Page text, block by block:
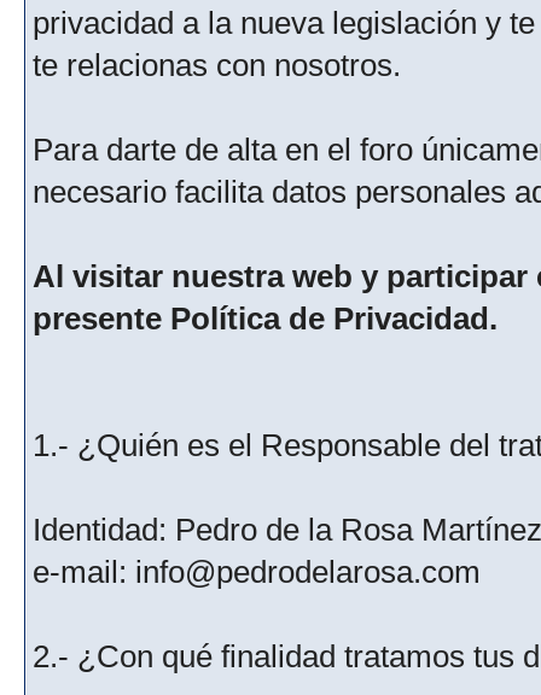
privacidad a la nueva legislación y
te relacionas con nosotros.
Para darte de alta en el foro
necesario facilita datos personales
Al visitar nuestra web y
presente Política de Privacidad.
1.- ¿Quién es el Responsable del
Identidad: Pedro de la Rosa Martínez
e-mail: info@pedrodelarosa.com
2.- ¿Con qué finalidad tratamos tus